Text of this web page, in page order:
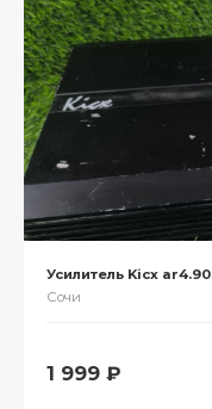
Усилитель Kicx ar4.90
Сочи
1 999 ₽